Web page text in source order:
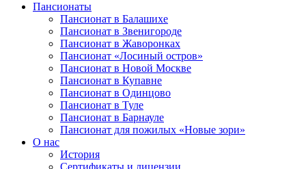
Пансионаты
Пансионат в Балашихе
Пансионат в Звенигороде
Пансионат в Жаворонках
Пансионат «Лосиный остров»
Пансионат в Новой Москве
Пансионат в Купавне
Пансионат в Одинцово
Пансионат в Туле
Пансионат в Барнауле
Пансионат для пожилых «Новые зори»
О нас
История
Сертификаты и лицензии